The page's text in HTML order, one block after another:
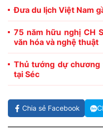
Đưa du lịch Việt Nam
75 năm hữu nghị CH
văn hóa và nghệ thuật
Thủ tướng dự chương
tại Séc
Chia sẻ Facebook